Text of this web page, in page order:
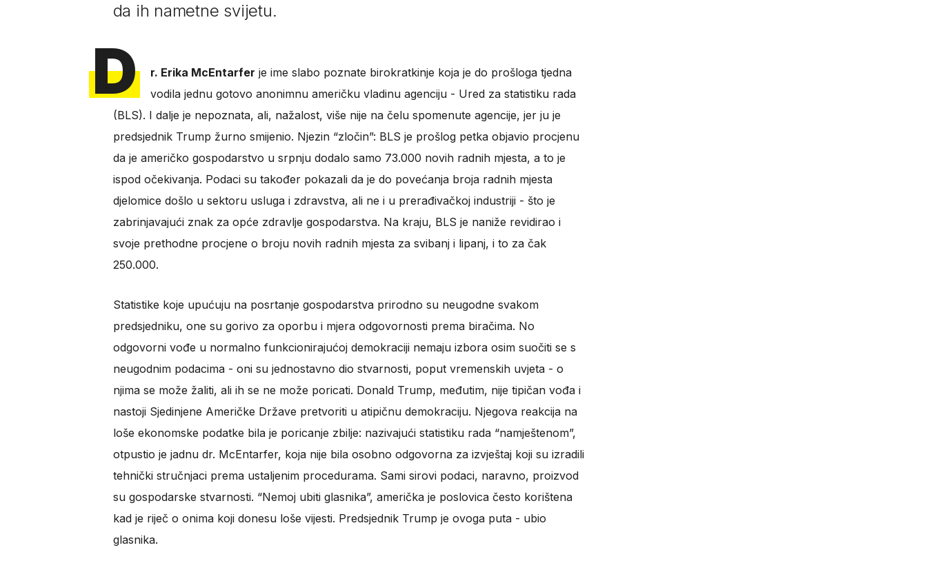
da ih nametne svijetu.
D r. Erika McEntarfer je ime slabo poznate birokratkinje koja je do prošloga tjedna
vodila jednu gotovo anonimnu američku vladinu agenciju - Ured za statistiku rada
(BLS). I dalje je nepoznata, ali, nažalost, više nije na čelu spomenute agencije, jer ju je
predsjednik Trump žurno smijenio. Njezin “zločin”: BLS je prošlog petka objavio procjenu
da je američko gospodarstvo u srpnju dodalo samo 73.000 novih radnih mjesta, a to je
ispod očekivanja. Podaci su također pokazali da je do povećanja broja radnih mjesta
djelomice došlo u sektoru usluga i zdravstva, ali ne i u prerađivačkoj industriji - što je
zabrinjavajući znak za opće zdravlje gospodarstva. Na kraju, BLS je naniže revidirao i
svoje prethodne procjene o broju novih radnih mjesta za svibanj i lipanj, i to za čak
250.000.
Statistike koje upućuju na posrtanje gospodarstva prirodno su neugodne svakom
predsjedniku, one su gorivo za oporbu i mjera odgovornosti prema biračima. No
odgovorni vođe u normalno funkcionirajućoj demokraciji nemaju izbora osim suočiti se s
neugodnim podacima - oni su jednostavno dio stvarnosti, poput vremenskih uvjeta - o
njima se može žaliti, ali ih se ne može poricati. Donald Trump, međutim, nije tipičan vođa i
nastoji Sjedinjene Američke Države pretvoriti u atipičnu demokraciju. Njegova reakcija na
loše ekonomske podatke bila je poricanje zbilje: nazivajući statistiku rada “namještenom”,
otpustio je jadnu dr. McEntarfer, koja nije bila osobno odgovorna za izvještaj koji su izradili
tehnički stručnjaci prema ustaljenim procedurama. Sami sirovi podaci, naravno, proizvod
su gospodarske stvarnosti. “Nemoj ubiti glasnika”, američka je poslovica često korištena
kad je riječ o onima koji donesu loše vijesti. Predsjednik Trump je ovoga puta - ubio
glasnika.